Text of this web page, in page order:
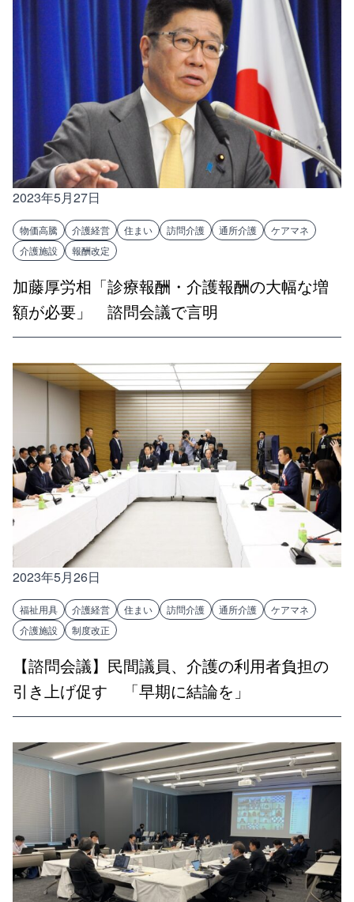
2023年5月27日
物価高騰 介護経営 住まい 訪問介護 通所介護
ケアマネ
介護施設
報酬改定
加藤厚労相「診療報酬・介護報酬の大幅な増
額が必要」 諮問会議で言明
2023年5月26日
福祉用具 介護経営 住まい 訪問介護 通所介護
ケアマネ
介護施設
制度改正
【諮問会議】民間議員、介護の利用者負担の
引き上げ促す 「早期に結論を」